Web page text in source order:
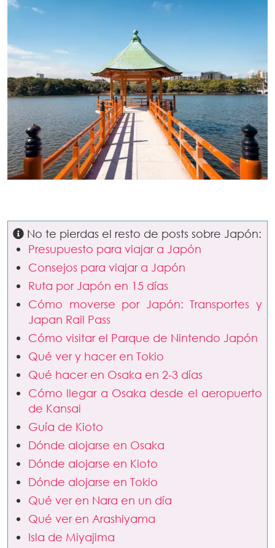
No te pierdas el resto de posts sobre Japón:
Presupuesto para viajar a Japón
Consejos para viajar a Japón
Ruta por Japón en 15 días
Cómo moverse por Japón: Transportes y
Japan Rail Pass
Cómo visitar el Parque de Nintendo Japón
Qué ver y hacer en Tokio
Qué hacer en Osaka en 2-3 días
Cómo llegar a Osaka desde el aeropuerto
de Kansai
Guía de Kioto
Dónde alojarse en Osaka
Dónde alojarse en Kioto
Dónde alojarse en Tokio
Qué ver en Nara en un día
Qué ver en Arashiyama
Isla de Miyajima